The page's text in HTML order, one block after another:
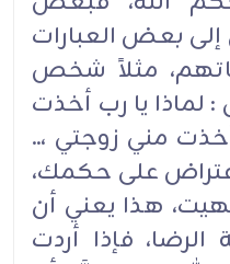
إلى بعض العبارات
مثلاً شخص
لماذا يا رب أخذت
أخذت مني زوجتي ،..
على حكمك،
هذا يعني أن
فإذا أردت